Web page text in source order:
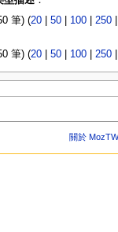
筆) (20| 50| 100| 250
筆) (20| 50| 100| 250
關於